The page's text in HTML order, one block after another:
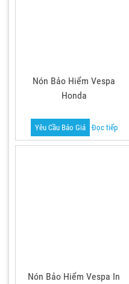
Nón Bảo Hiểm Vespa
Honda
Yêu Cầu Báo Giá Đọc tiếp
Nón Bảo Hiểm Vespa In